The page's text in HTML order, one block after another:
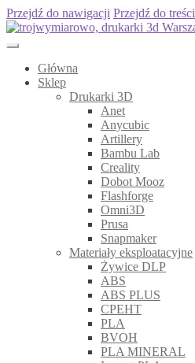
Przejdź do nawigacji Przejdź do treści
Główna
Sklep
Drukarki 3D
Anet
Anycubic
Artillery
Bambu Lab
Creality
Dobot Mooz
Flashforge
Omni3D
Prusa
Snapmaker
Materiały eksploatacyjne
Żywice DLP
ABS
ABS PLUS
CPEHT
PLA
BVOH
PLA MINERAL